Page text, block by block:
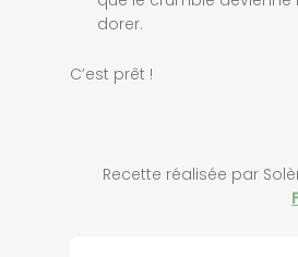
dorer.
C’est prêt !
Recette réalisée par